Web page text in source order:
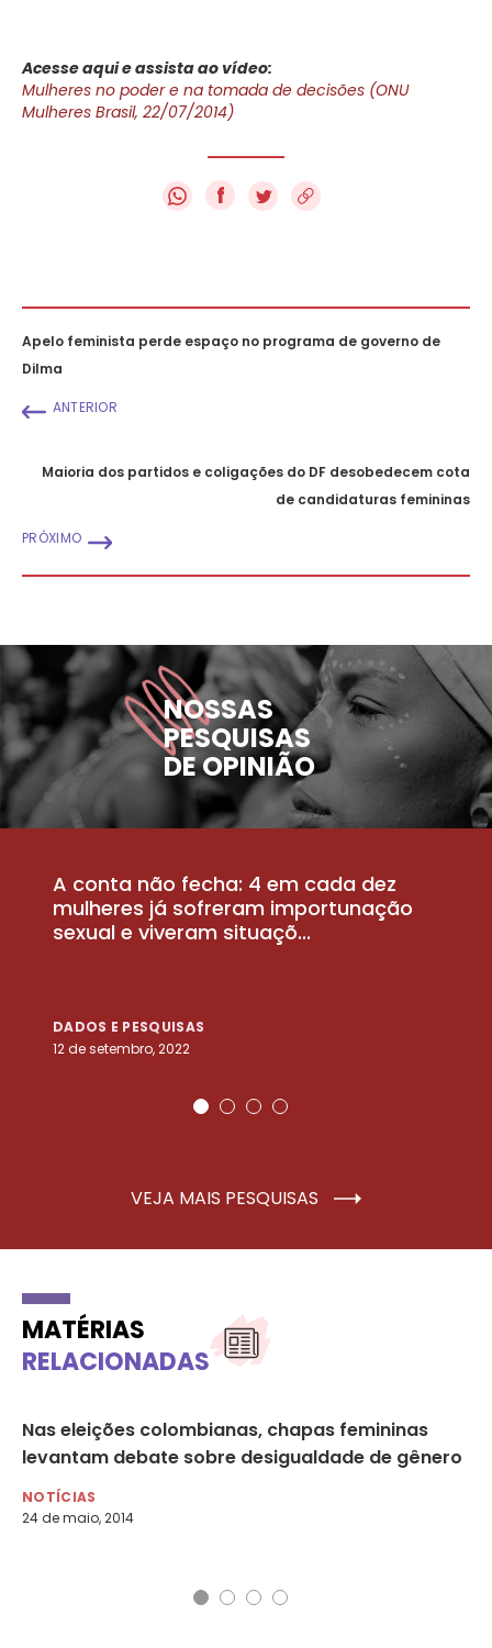
Acesse aqui e assista ao vídeo:
Mulheres no poder e na tomada de decisões (ONU
Mulheres Brasil, 22/07/2014)
f
Apelo feminista perde espaço no programa de governo de
Dilma
ANTERIOR
Maioria dos partidos e coligações do DF desobedecem cota
de candidaturas femininas
PRÓXIMO
NOSSAS
PESQUISAS
DE OPINIÃO
A conta não fecha: 4 em cada dez
mulheres já sofreram importunação
sexual e viveram situaçõ...
DADOS E PESQUISAS
12 de setembro, 2022
VEJA MAIS PESQUISAS
MATÉRIAS
RELACIONADAS
Nas eleições colombianas, chapas femininas
levantam debate sobre desigualdade de gênero
NOTÍCIAS
24 de maio, 2014